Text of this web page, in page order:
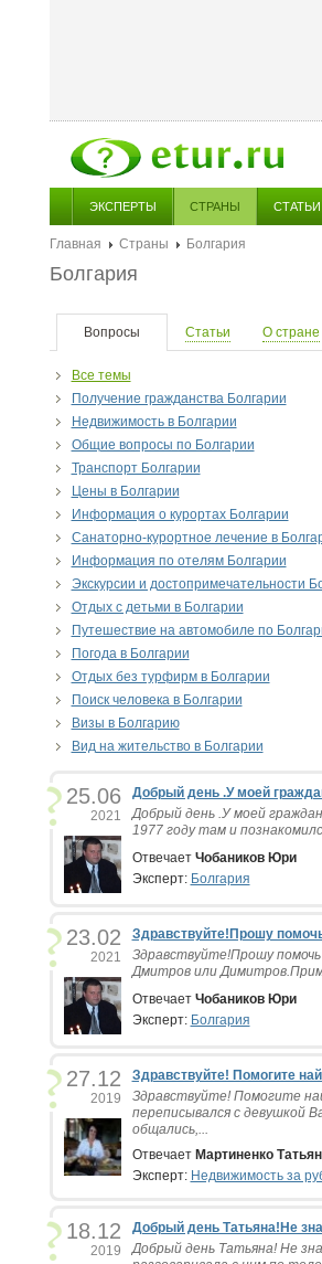
ЭКСПЕРТЫ СТРАНЫ СТАТЬИ
Главная Страны
Болгария
Болгария
Вопросы Статьи О стране
Все темы
Получение гражданства Болгарии
Недвижимость в Болгарии
Общие вопросы по Болгарии
Транспорт Болгарии
Цены в Болгарии
Информация о курортах Болгарии
Санаторно-курортное лечение в
Информация по отелям Болгарии
Экскурсии и достопримечательности
Отдых с детьми в Болгарии
Путешествие на автомобиле по
Погода в Болгарии
Отдых без турфирм в Болгарии
Поиск человека в Болгарии
Визы в Болгарию
Вид на жительство в Болгарии
25.06
2021
Добрый день .У моей
Добрый день .У моей
1977 году там и
Отвечает Чобаников Юри
Эксперт: Болгария
23.02
2021
Здравствуйте!Прошу
Здравствуйте!Прошу
Дмитров или
Отвечает Чобаников Юри
Эксперт: Болгария
27.12
2019
Здравствуйте! Помогите
Здравствуйте! Помогите
переписывался с девушкой
общались,...
Отвечает Мартиненко
Эксперт: Недвижимость за
18.12
2019
Добрый день Татьяна!Не
Добрый день Татьяна! Не